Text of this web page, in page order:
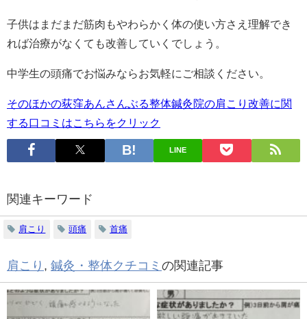
子供はまだまだ筋肉もやわらかく体の使い方さえ理解でき
れば治療がなくても改善していくでしょう。
中学生の頭痛でお悩みならお気軽にご相談ください。
そのほかの荻窪あんさんぶる整体鍼灸院の肩こり改善に関
する口コミはこちらをクリック
LINE
関連キーワード
肩こり 頭痛 首痛
肩こり 鍼灸・整体クチコミ の関連記事